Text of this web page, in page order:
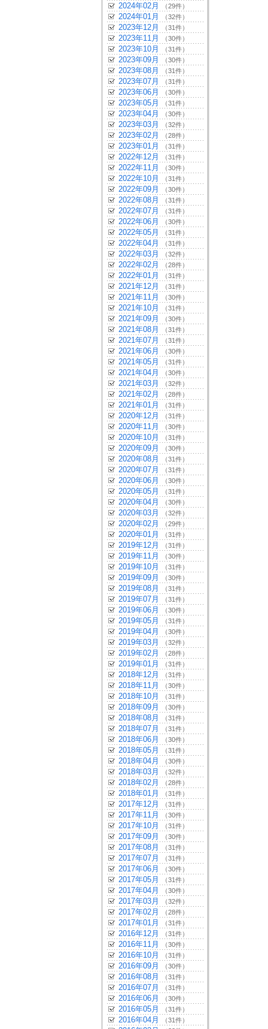
2024年02月 （29件）
2024年01月 （32件）
2023年12月 （31件）
2023年11月 （30件）
2023年10月 （31件）
2023年09月 （30件）
2023年08月 （31件）
2023年07月 （31件）
2023年06月 （30件）
2023年05月 （31件）
2023年04月 （30件）
2023年03月 （32件）
2023年02月 （28件）
2023年01月 （31件）
2022年12月 （31件）
2022年11月 （30件）
2022年10月 （31件）
2022年09月 （30件）
2022年08月 （31件）
2022年07月 （31件）
2022年06月 （30件）
2022年05月 （31件）
2022年04月 （31件）
2022年03月 （32件）
2022年02月 （28件）
2022年01月 （31件）
2021年12月 （31件）
2021年11月 （30件）
2021年10月 （31件）
2021年09月 （30件）
2021年08月 （31件）
2021年07月 （31件）
2021年06月 （30件）
2021年05月 （31件）
2021年04月 （30件）
2021年03月 （32件）
2021年02月 （28件）
2021年01月 （31件）
2020年12月 （31件）
2020年11月 （30件）
2020年10月 （31件）
2020年09月 （30件）
2020年08月 （31件）
2020年07月 （31件）
2020年06月 （30件）
2020年05月 （31件）
2020年04月 （30件）
2020年03月 （32件）
2020年02月 （29件）
2020年01月 （31件）
2019年12月 （31件）
2019年11月 （30件）
2019年10月 （31件）
2019年09月 （30件）
2019年08月 （31件）
2019年07月 （31件）
2019年06月 （30件）
2019年05月 （31件）
2019年04月 （30件）
2019年03月 （32件）
2019年02月 （28件）
2019年01月 （31件）
2018年12月 （31件）
2018年11月 （30件）
2018年10月 （31件）
2018年09月 （30件）
2018年08月 （31件）
2018年07月 （31件）
2018年06月 （30件）
2018年05月 （31件）
2018年04月 （30件）
2018年03月 （32件）
2018年02月 （28件）
2018年01月 （31件）
2017年12月 （31件）
2017年11月 （30件）
2017年10月 （31件）
2017年09月 （30件）
2017年08月 （31件）
2017年07月 （31件）
2017年06月 （30件）
2017年05月 （31件）
2017年04月 （30件）
2017年03月 （32件）
2017年02月 （28件）
2017年01月 （31件）
2016年12月 （31件）
2016年11月 （30件）
2016年10月 （31件）
2016年09月 （30件）
2016年08月 （31件）
2016年07月 （31件）
2016年06月 （30件）
2016年05月 （31件）
2016年04月 （31件）